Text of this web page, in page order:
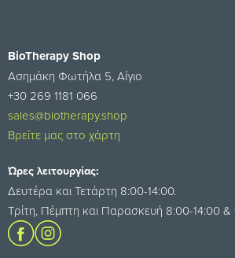
BioTherapy Shop
Ασημάκη Φωτήλα 5, Αίγιο
+30 269 1181 066
sales@biotherapy.shop
Βρείτε μας στο χάρτη
Ώρες λειτουργίας:
Δευτέρα και Τετάρτη 8:00-14:00.
Τρίτη, Πέμπτη και Παρασκευή 8:00-14:00 &